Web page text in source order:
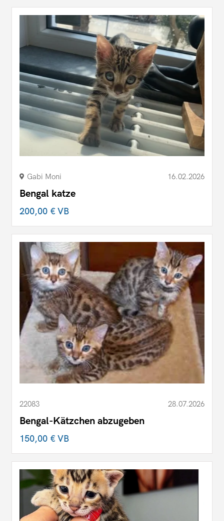
Gabi Moni 16.02.2026
Bengal katze
200,00 €VB
22083 28.07.2026
Bengal-Kätzchen abzugeben
150,00 €VB